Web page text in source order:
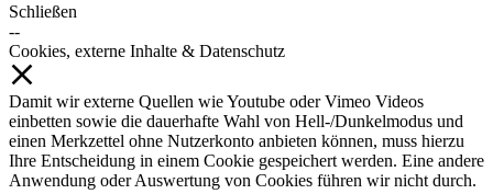
Schließen
--
Cookies, externe Inhalte & Datenschutz
Damit wir externe Quellen wie Youtube oder Vimeo Videos
einbetten sowie die dauerhafte Wahl von Hell-/Dunkelmodus und
einen Merkzettel ohne Nutzerkonto anbieten können, muss hierzu
Ihre Entscheidung in einem Cookie gespeichert werden. Eine andere
Anwendung oder Auswertung von Cookies führen wir nicht durch.